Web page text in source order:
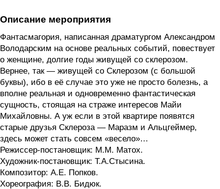
Описание мероприятия
Фантасмагория, написанная драматургом Александром
Володарским на основе реальных событий, повествует
о женщине, долгие годы живущей со склерозом.
Вернее, так — живущей со Склерозом (с большой
буквы), ибо в её случае это уже не просто болезнь, а
вполне реальная и одновременно фантастическая
сущность, стоящая на страже интересов Майи
Михайловны. А уж если в этой квартире появятся
старые друзья Склероза — Маразм и Альцгеймер,
здесь может стать совсем «весело»…
Режиссер-постановщик: М.М. Матох.
Художник-постановщик: Т.А.Стысина.
Композитор: А.Е. Попков.
Хореография: В.В. Бидюк.